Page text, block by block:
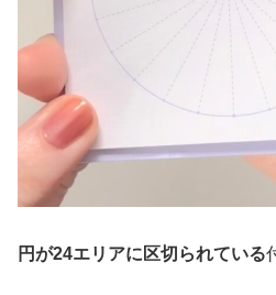
円が24エリアに区切られている